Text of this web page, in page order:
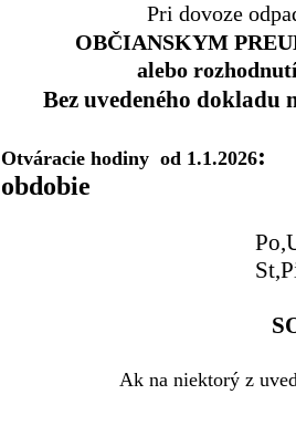
Pri dovoze
OBČIANSKYM
alebo
Bez uvedeného dokladu
Otváracie hodiny od 1.1.2026:
obdobie
Ak na niektorý z